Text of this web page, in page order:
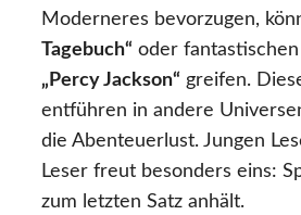
Moderneres bevorzugen,
Tagebuch“ oder
„Percy Jackson“ greifen.
entführen in andere
die Abenteuerlust. Jungen
Leser freut besonders eins:
zum letzten Satz anhält.